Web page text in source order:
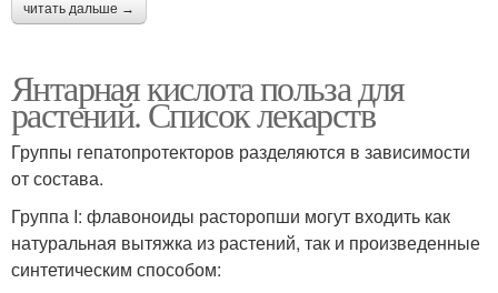
читать дальше →
Янтарная кислота польза для
растений. Список лекарств
Группы гепатопротекторов разделяются в зависимости
от состава.
Группа I: флавоноиды расторопши могут входить как
натуральная вытяжка из растений, так и произведенные
синтетическим способом: